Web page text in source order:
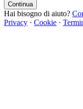
Continua
Hai bisogno di aiuto?
Privacy · Cookie ·